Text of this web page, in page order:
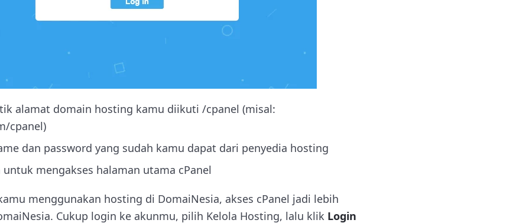
alamat domain hosting kamu diikuti /cpanel (misal:
cpanel)
dan password yang sudah kamu dapat dari penyedia hosting
mengakses halaman utama cPanel
menggunakan hosting di DomaiNesia, akses cPanel jadi lebih
Cukup login ke akunmu, pilih Kelola Hosting, lalu klik Login